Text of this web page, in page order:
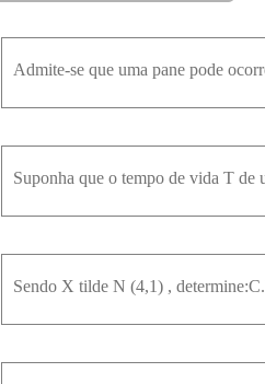
Sendo X tilde N (4,1) ,